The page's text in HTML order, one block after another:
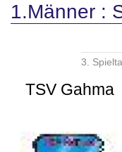
1.Männer :
3.
TSV Gahma